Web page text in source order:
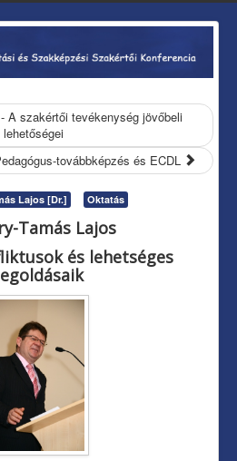
A szakértői tevékenység jövőbeli
lehetőségei
továbbképzés és ECDL
Lajos [Dr.] Oktatás
Tamás Lajos
és lehetséges